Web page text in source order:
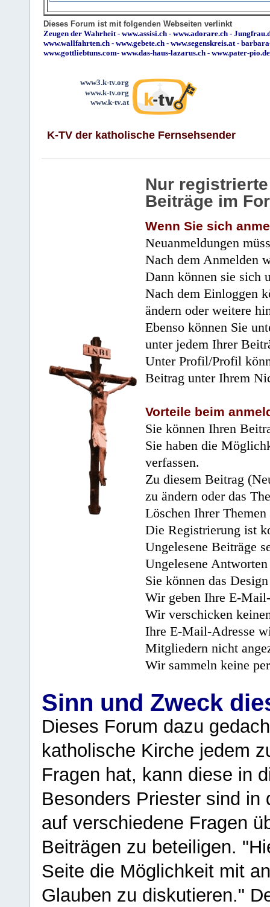
Dieses Forum ist mit folgenden Webseiten verlinkt
Zeugen der Wahrheit - www.assisi.ch - www.adorare.ch -
www.wallfahrten.ch - www.gebete.ch - www.segenskreis.at -
www.gottliebtuns.com- www.das-haus-lazarus.ch - www.pater-pio.de
www3.k-tv.org
www.k-tv.org
www.k-tv.at
K-TV der katholische Fernsehsender
Nur
Beiträge im
Wenn Sie sich
Neuanmeldungen
Nach dem Anmelden
Dann können sie sich
Nach dem Einloggen
ändern oder weitere
Ebenso können Sie
unter jedem Ihrer
Unter Profil/Profil
Beitrag unter Ihrem
Vorteile beim
Sie können Ihren
Sie haben die
verfassen.
Zu diesem Beitrag
zu ändern oder das
Löschen Ihrer
Die Registrierung ist
Ungelesene Beiträge
Ungelesene
Sie können das
Wir geben Ihre E-
Wir verschicken
Ihre E-Mail-Adresse
Mitgliedern nicht
Wir sammeln keine
Sinn und Zweck
Dieses Forum dazu
katholische Kirche jedem
Fragen hat, kann diese in
Besonders Priester sind in
auf verschiedene Fragen
Beiträgen zu beteiligen.
Seite die Möglichkeit mit
Glauben zu diskutieren."